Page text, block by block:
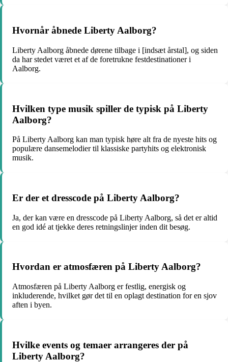
Hvornår åbnede Liberty Aalborg?
Liberty Aalborg åbnede dørene tilbage i [indsæt årstal], og siden
da har stedet været et af de foretrukne festdestinationer i
Aalborg.
Hvilken type musik spiller de typisk på Liberty
Aalborg?
På Liberty Aalborg kan man typisk høre alt fra de nyeste hits og
populære dansemelodier til klassiske partyhits og elektronisk
musik.
Er der et dresscode på Liberty Aalborg?
Ja, der kan være en dresscode på Liberty Aalborg, så det er altid
en god idé at tjekke deres retningslinjer inden dit besøg.
Hvordan er atmosfæren på Liberty Aalborg?
Atmosfæren på Liberty Aalborg er festlig, energisk og
inkluderende, hvilket gør det til en oplagt destination for en sjov
aften i byen.
Hvilke events og temaer arrangeres der på
Liberty Aalborg?